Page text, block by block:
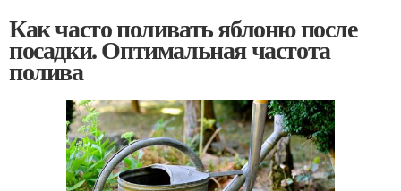
Как часто поливать яблоню после
посадки. Оптимальная частота
полива